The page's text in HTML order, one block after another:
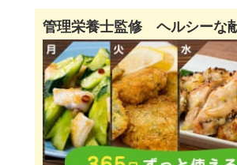
管理栄養士監修 ヘルシーな